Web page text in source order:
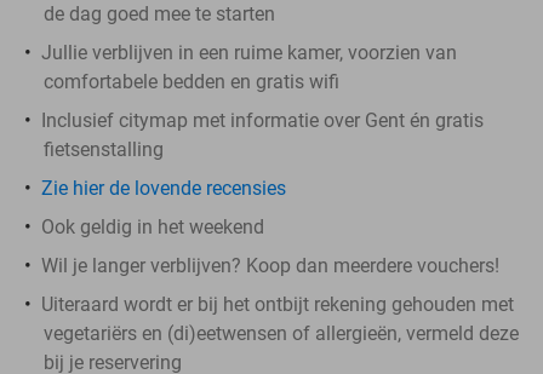
de dag goed mee te starten
Jullie verblijven in een ruime kamer, voorzien van
comfortabele bedden en gratis wifi
Inclusief citymap met informatie over Gent én gratis
fietsenstalling
Zie hier de lovende recensies
Ook geldig in het weekend
Wil je langer verblijven? Koop dan meerdere vouchers!
Uiteraard wordt er bij het ontbijt rekening gehouden met
vegetariërs en (di)eetwensen of allergieën, vermeld deze
bij je reservering